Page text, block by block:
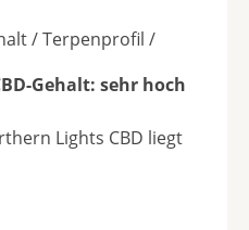
/ Terpenprofil /
Gehalt: sehr hoch
Lights CBD liegt